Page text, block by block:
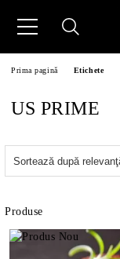
Prima pagină Etichete
US PRIME
Produse